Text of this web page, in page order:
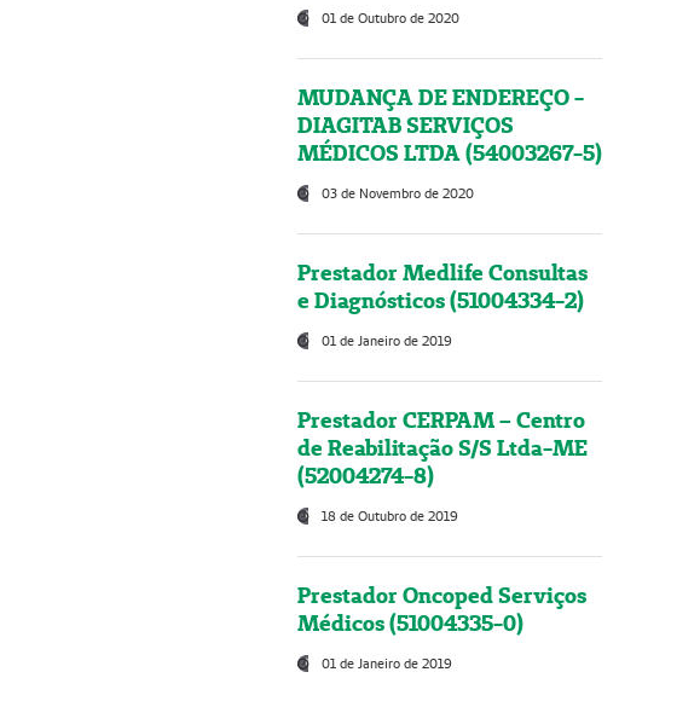
01 de Outubro de 2020
MUDANÇA DE ENDEREÇO -
DIAGITAB SERVIÇOS
MÉDICOS LTDA (54003267-5)
03 de Novembro de 2020
Prestador Medlife Consultas
e Diagnósticos (51004334-2)
01 de Janeiro de 2019
Prestador CERPAM – Centro
de Reabilitação S/S Ltda-ME
(52004274-8)
18 de Outubro de 2019
Prestador Oncoped Serviços
Médicos (51004335-0)
01 de Janeiro de 2019